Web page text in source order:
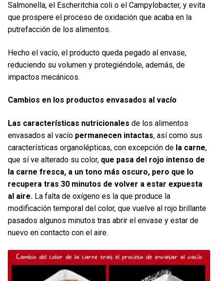
Salmonella, el Escheritchia coli o el Campylobacter, y evita
que prospere el proceso de oxidación que acaba en la
putrefacción de los alimentos.
Hecho el vacío, el producto queda pegado al envase,
reduciendo su volumen y protegiéndole, además, de
impactos mecánicos.
Cambios en los productos envasados al vacío
Las características nutricionales de los alimentos
envasados al vacío permanecen intactas, así como sus
características organolépticas, con excepción de la carne,
que sí ve alterado su color, que pasa del rojo intenso de
la carne fresca, a un tono más oscuro, pero que lo
recupera tras 30 minutos de volver a estar expuesta
al aire. La falta de oxígeno es la que produce la
modificación temporal del color, que vuelve al rojo brillante
pasados algunos minutos tras abrir el envase y estar de
nuevo en contacto con el aire.